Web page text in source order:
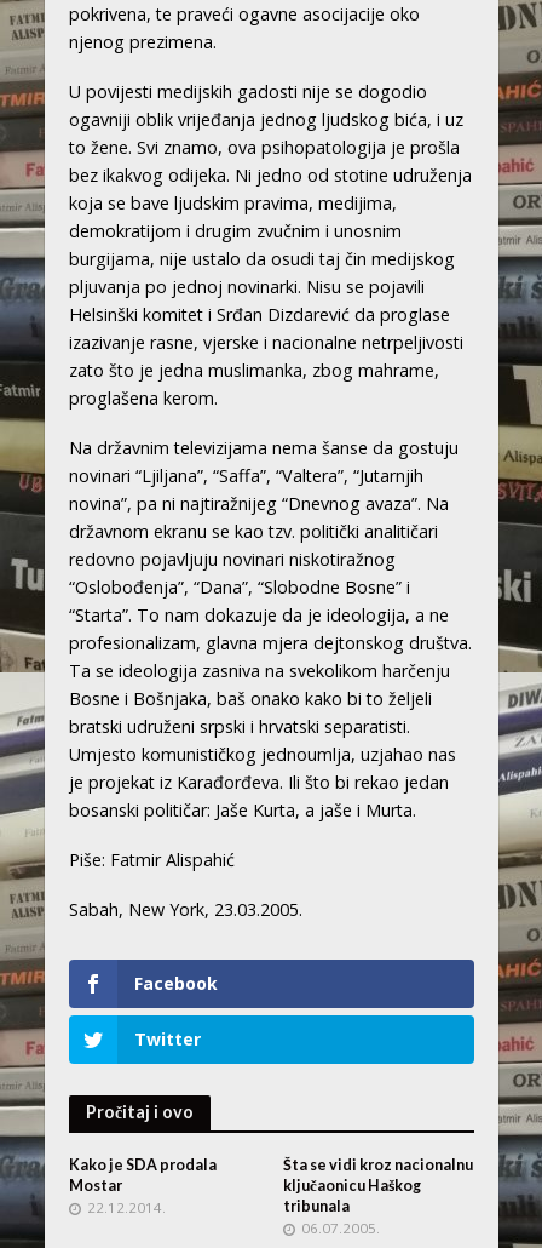
pokrivena, te praveći ogavne asocijacije oko
njenog prezimena.
U povijesti medijskih gadosti nije se dogodio
ogavniji oblik vrijeđanja jednog ljudskog bića, i uz
to žene. Svi znamo, ova psihopatologija je prošla
bez ikakvog odijeka. Ni jedno od stotine udruženja
koja se bave ljudskim pravima, medijima,
demokratijom i drugim zvučnim i unosnim
burgijama, nije ustalo da osudi taj čin medijskog
pljuvanja po jednoj novinarki. Nisu se pojavili
Helsinški komitet i Srđan Dizdarević da proglase
izazivanje rasne, vjerske i nacionalne netrpeljivosti
zato što je jedna muslimanka, zbog mahrame,
proglašena kerom.
Na državnim televizijama nema šanse da gostuju
novinari “Ljiljana”, “Saffa”, “Valtera”, “Jutarnjih
novina”, pa ni najtiražnijeg “Dnevnog avaza”. Na
državnom ekranu se kao tzv. politički analitičari
redovno pojavljuju novinari niskotiražnog
“Oslobođenja”, “Dana”, “Slobodne Bosne” i
“Starta”. To nam dokazuje da je ideologija, a ne
profesionalizam, glavna mjera dejtonskog društva.
Ta se ideologija zasniva na svekolikom harčenju
Bosne i Bošnjaka, baš onako kako bi to željeli
bratski udruženi srpski i hrvatski separatisti.
Umjesto komunističkog jednoumlja, uzjahao nas
je projekat iz Karađorđeva. Ili što bi rekao jedan
bosanski političar: Jaše Kurta, a jaše i Murta.
Piše: Fatmir Alispahić
Sabah, New York, 23.03.2005.
Facebook
Twitter
Pročitaj i ovo
Kako je SDA prodala
Mostar
22.12.2014.
Šta se vidi kroz nacionalnu
ključaonicu Haškog
tribunala
06.07.2005.